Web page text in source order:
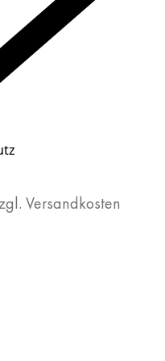
Versandkosten